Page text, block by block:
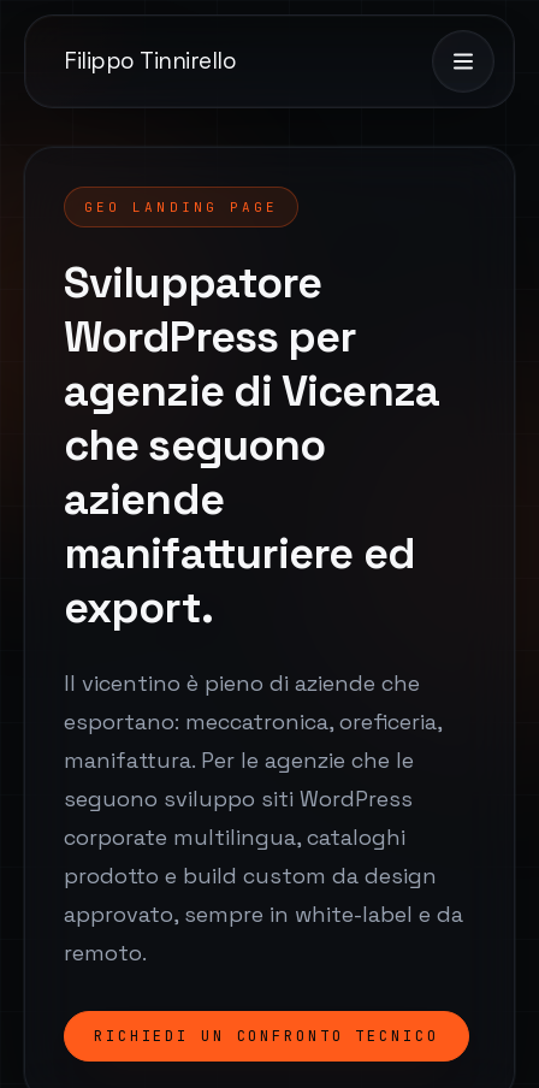
Filippo Tinnirello
GEO LANDING PAGE
Sviluppatore
WordPress per
agenzie di Vicenza
che seguono
aziende
manifatturiere ed
export.
Il vicentino è pieno di aziende che
esportano: meccatronica, oreficeria,
manifattura. Per le agenzie che le
seguono sviluppo siti WordPress
corporate multilingua, cataloghi
prodotto e build custom da design
approvato, sempre in white-label e da
remoto.
RICHIEDI UN CONFRONTO TECNICO